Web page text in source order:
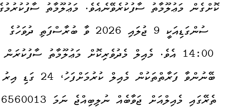
ކޮށްގެން މަޢުލޫމާތު ސާފުކުރެވޭނެއެވެ. މަޢުލޫމާތު
ސުންގަޑިއަކީ 9 ޖުލައި 2026 ވާ ބުރާސްފަތި ދުވަހުގެ
14:00 އެވެ. މެއިލް މެދުވެރިކޮށް މަޢުލޫމާތު ސާފުކުރަން
ބޭނުންވާ ފަރާތްތަކުން މެއިލް ކުރުމަށްފަހު، 24 ގަޑި އިރު
ތެރޭގައި މެއިލްއަށް ޖަވާބެއް ނުލިބިއްޖެ ނަމަ 6560013